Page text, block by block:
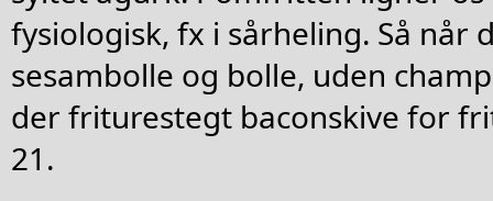
fysiologisk, fx i sårheling. Så når
sesambolle og bolle, uden
der friturestegt baconskive for
21.